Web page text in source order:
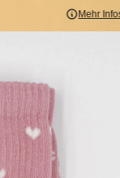
Mehr